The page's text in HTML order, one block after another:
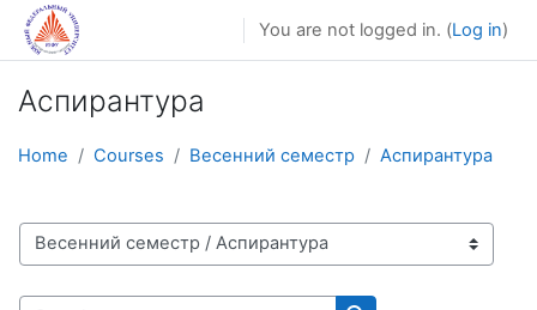
Skip to main content
You are not logged in. (Log in)
Аспирантура
Home Courses Весенний семестр Аспирантура
Course categories